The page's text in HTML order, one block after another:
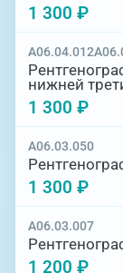
1 300 ₽
A06.04.012
нижней
1 300 ₽
A06.03.050
1 300 ₽
A06.03.007
1 200 ₽